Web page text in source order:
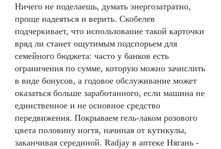
Ничего не поделаешь, думать энергозатратно,
проще надеяться и верить. Скобелев
подчеркивает, что использование такой карточки
вряд ли станет ощутимым подспорьем для
семейного бюджета: часто у банков есть
ограничения по сумме, которую можно зачислить
в виде бонусов, а годовое обслуживание может
оказаться больше заработанного, если машина не
единственное и не основное средство
передвижения. Покрываем гель-лаком розового
цвета половину ногтя, начиная от кутикулы,
заканчивая серединой. Radjay в аптеке Нягань -